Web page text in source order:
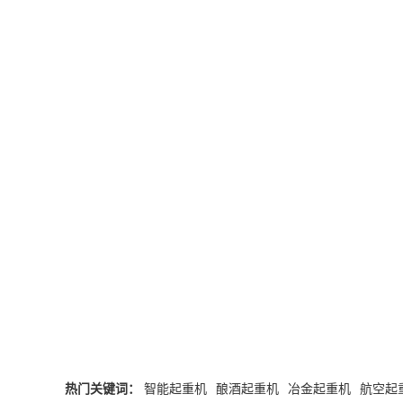
热门关键词： 智能起重机 酿酒起重机 冶金起重机 航空起